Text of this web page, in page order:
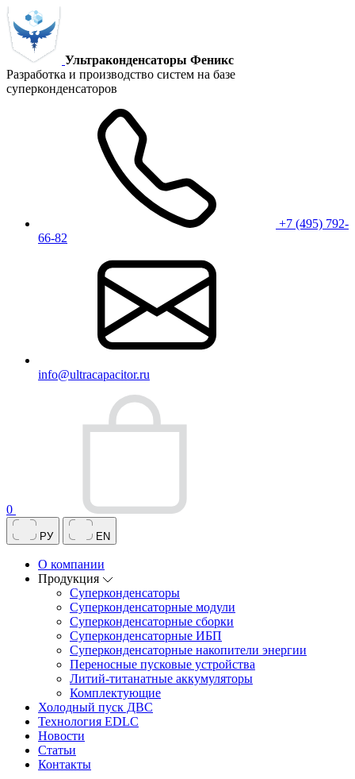
Ультраконденсаторы Феникс
Разработка и производство систем на базе
суперконденсаторов
+7 (495) 792-
66-82
info@ultracapacitor.ru
0
РУ EN
О компании
Продукция
Суперконденсаторы
Суперконденсаторные модули
Суперконденсаторные сборки
Суперконденсаторные ИБП
Суперконденсаторные накопители энергии
Переносные пусковые устройства
Литий-титанатные аккумуляторы
Комплектующие
Холодный пуск ДВС
Технология EDLC
Новости
Статьи
Контакты